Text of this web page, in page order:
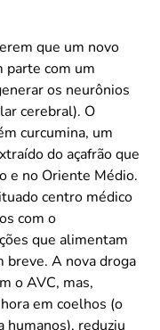
e Drogaria
que um novo
parte com um
os neurônios
cerebral). O
curcumina, um
do açafrão que
e no Oriente Médio.
centro médico
com o
que alimentam
droga
o AVC, mas,
em coelhos (o
humanos), reduziu